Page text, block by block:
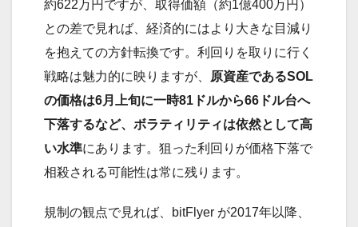
約622万円ですが、取得価額（約1億400万円）
との差で見れば、経済的にはより大きな目減り
を抱えての方針転換です。利回りを取りに行く
戦略は魅力的に映りますが、
原資産であるSOL
の価格は6月上旬に一時81ドルから66ドル台へ
下落するなど、ボラティリティは依然として高
い水準にあります。狙った利回りが価格下落で
相殺される可能性は常に残ります。
規制の観点で見れば、bitFlyer が2017年以降、